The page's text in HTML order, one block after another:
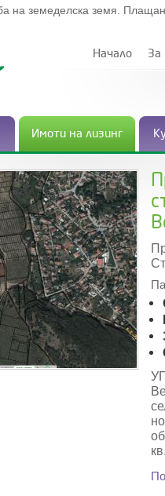
на земеделска земя.
Начало За
Имоти на лизинг